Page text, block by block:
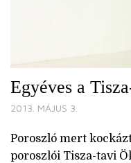
Egyéves a
2013. MÁJUS 3.
Poroszló mert
poroszlói Tisza-tavi